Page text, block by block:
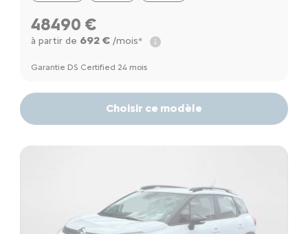
48490 €
à partir de 692 €/mois*
Garantie DS Certified 24 mois
Choisir ce modèle